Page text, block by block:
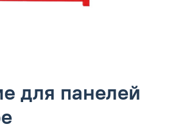
для панелей